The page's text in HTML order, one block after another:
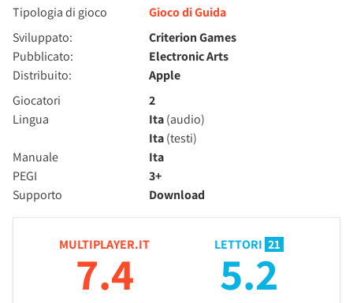
Tipologia di gioco
Gioco di Guida
Sviluppato:
Criterion Games
Pubblicato:
Electronic Arts
Distribuito:
Apple
Giocatori
2
Lingua
Ita(audio)
Ita(testi)
Manuale
Ita
PEGI
3+
Supporto
Download
MULTIPLAYER.IT
7.4
LETTORI 21
5.2